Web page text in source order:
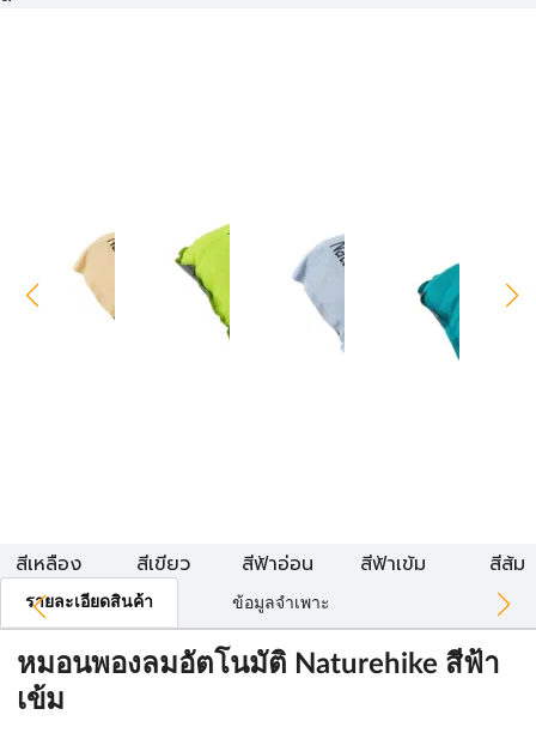
สีเหลือง สีเขียว สีฟ้าอ่อน สีฟ้าเข้ม สีส้ม
รายละเอียดสินค้า ข้อมูลจำเพาะ
หมอนพองลมอัตโนมัติ Naturehike สีฟ้า
เข้ม